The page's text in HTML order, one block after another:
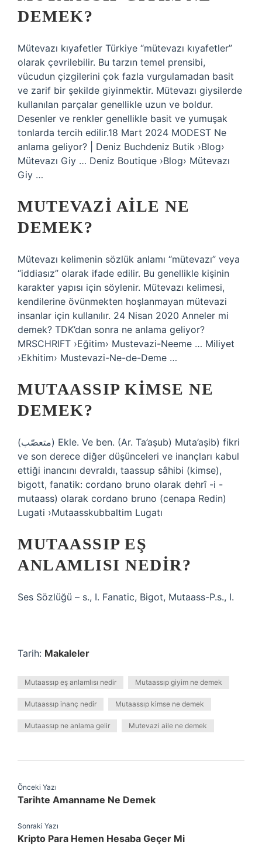
DEMEK?
Mütevazı kıyafetler Türkiye “mütevazı kıyafetler”
olarak çevrilebilir. Bu tarzın temel prensibi,
vücudun çizgilerini çok fazla vurgulamadan basit
ve zarif bir şekilde giyinmektir. Mütevazı giysilerde
kullanılan parçalar genellikle uzun ve boldur.
Desenler ve renkler genellikle basit ve yumuşak
tonlarda tercih edilir.18 Mart 2024 MODEST Ne
anlama geliyor? | Deniz Buchdeniz Butik ›Blog›
Mütevazı Giy … Deniz Boutique ›Blog› Mütevazı
Giy …
MUTEVAZI AILE NE
DEMEK?
Mütevazı kelimenin sözlük anlamı “mütevazı” veya
“iddiasız” olarak ifade edilir. Bu genellikle kişinin
karakter yapısı için söylenir. Mütevazı kelimesi,
kendilerine övünmekten hoşlanmayan mütevazi
insanlar için kullanılır. 24 Nisan 2020 Anneler mi
demek? TDK’dan sonra ne anlama geliyor?
MRSCHRIFT ›Eğitim› Mustevazi-Neeme … Miliyet
›Ekhitim› Mustevazi-Ne-de-Deme …
MUTAASSIP KIMSE NE
DEMEK?
(ﻣﺘﻌﺼّﺐ) Ekle. Ve ben. (Ar. Ta’aṣub) Muta’aṣib) fikri
ve son derece diğer düşünceleri ve inançları kabul
ettiği inancını devraldı, taassup sâhibi (kimse),
bigott, fanatik: cordano bruno olarak dehrî -i -
mutaass) olarak cordano bruno (cenapa Redin)
Lugati ›Mutaasskubbaltim Lugatı
MUTAASSIP EŞ
ANLAMLISI NEDIR?
Ses Sözlüğü – s., I. Fanatic, Bigot, Mutaass-P.s., I.
Tarih: Makaleler
Mutaassıp eş anlamlısı nedir Mutaassıp giyim ne demek
Mutaassıp inanç nedir Mutaassıp kimse ne demek
Mutaassıp ne anlama gelir Mutevazi aile ne demek
Önceki Yazı
Tarihte Amanname Ne Demek
Sonraki Yazı
Kripto Para Hemen Hesaba Geçer Mi